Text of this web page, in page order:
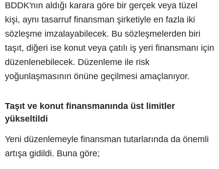
BDDK'nın aldığı karara göre bir gerçek veya tüzel
kişi, aynı tasarruf finansman şirketiyle en fazla iki
sözleşme imzalayabilecek. Bu sözleşmelerden biri
taşıt, diğeri ise konut veya çatılı iş yeri finansmanı için
düzenlenebilecek. Düzenleme ile risk
yoğunlaşmasının önüne geçilmesi amaçlanıyor.
Taşıt ve konut finansmanında üst limitler
yükseltildi
Yeni düzenlemeyle finansman tutarlarında da önemli
artışa gidildi. Buna göre;